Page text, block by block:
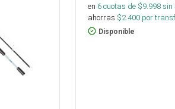
en 6cuotas de $9.998sin
ahorras $2.400 por
Disponible